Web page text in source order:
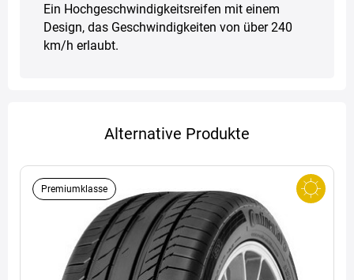
Ein Hochgeschwindigkeitsreifen mit einem
Design, das Geschwindigkeiten von über 240
km/h erlaubt.
Alternative Produkte
Premiumklasse